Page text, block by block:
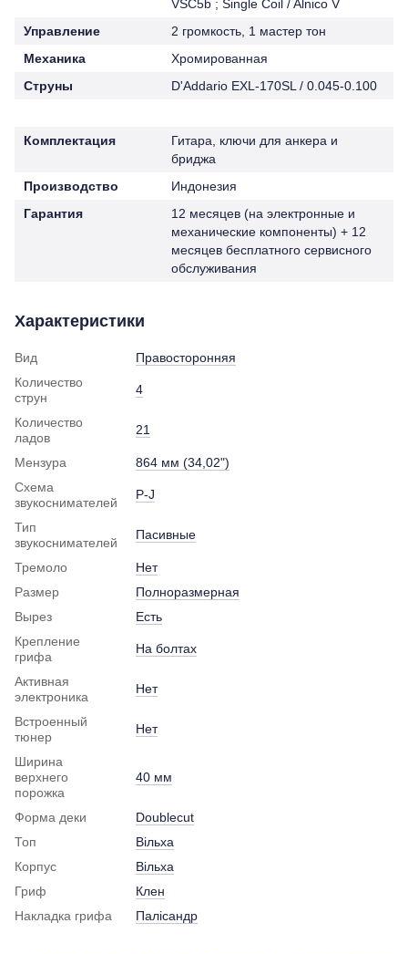
VSC5b ; Single Coil / Alnico V
Управление
2 громкость, 1 мастер тон
Механика
Хромированная
Струны
D'Addario EXL-170SL / 0.045-0.100
Комплектация
Гитара, ключи для анкера и
бриджа
Производство
Индонезия
Гарантия
12 месяцев (на электронные и
механические компоненты) + 12
месяцев бесплатного сервисного
обслуживания
Характеристики
Вид
Правосторонняя
Количество
струн
4
Количество
ладов
21
Мензура
864 мм (34,02")
Схема
звукоснимателей
P-J
Тип
звукоснимателей
Пасивные
Тремоло
Нет
Размер
Полноразмерная
Вырез
Есть
Крепление
грифа
На болтах
Активная
электроника
Нет
Встроенный
тюнер
Нет
Ширина
верхнего
порожка
40 мм
Форма деки
Doublecut
Топ
Вільха
Корпус
Вільха
Гриф
Клен
Накладка грифа
Палісандр